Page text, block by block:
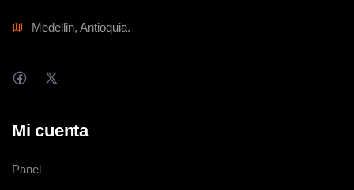
Medellin, Antioquia.
Mi cuenta
Panel